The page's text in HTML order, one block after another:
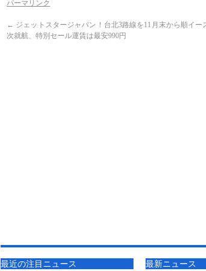
パーマリンク
← ジェットスタージャパン！台北3路線を11月末から順
次就航、特別セール運賃は最安990円
イー
最近の注目ニュース 最新ニュース